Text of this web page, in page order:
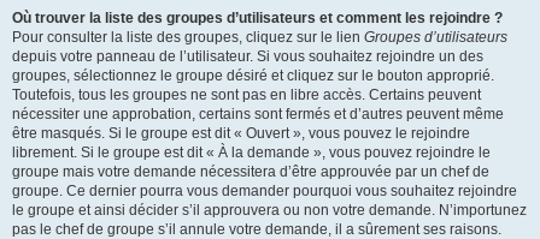
Où trouver la liste des groupes d’utilisateurs et comment les rejoindre ?
Pour consulter la liste des groupes, cliquez sur le lien Groupes d’utilisateurs
depuis votre panneau de l’utilisateur. Si vous souhaitez rejoindre un des
groupes, sélectionnez le groupe désiré et cliquez sur le bouton approprié.
Toutefois, tous les groupes ne sont pas en libre accès. Certains peuvent
nécessiter une approbation, certains sont fermés et d’autres peuvent même
être masqués. Si le groupe est dit « Ouvert », vous pouvez le rejoindre
librement. Si le groupe est dit « À la demande », vous pouvez rejoindre le
groupe mais votre demande nécessitera d’être approuvée par un chef de
groupe. Ce dernier pourra vous demander pourquoi vous souhaitez rejoindre
le groupe et ainsi décider s’il approuvera ou non votre demande. N’importunez
pas le chef de groupe s’il annule votre demande, il a sûrement ses raisons.